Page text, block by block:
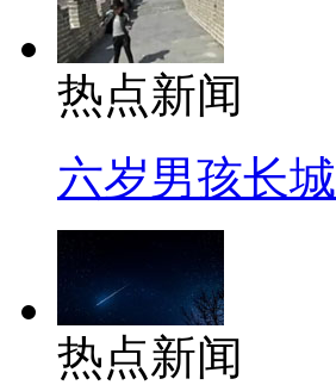
热点新闻
六岁男孩长
热点新闻